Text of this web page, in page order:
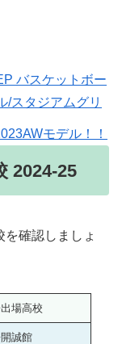
バスケットボー
/スタジアムグリ
モデル！！
2024-25
確認しましょ
場高校
誠館